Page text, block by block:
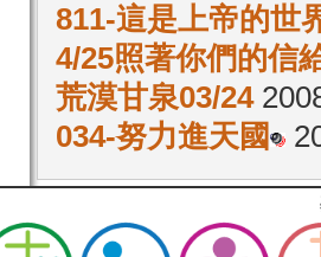
811-這是上帝的世
4/25照著你們的信
荒漠甘泉03/24
034-努力進天國